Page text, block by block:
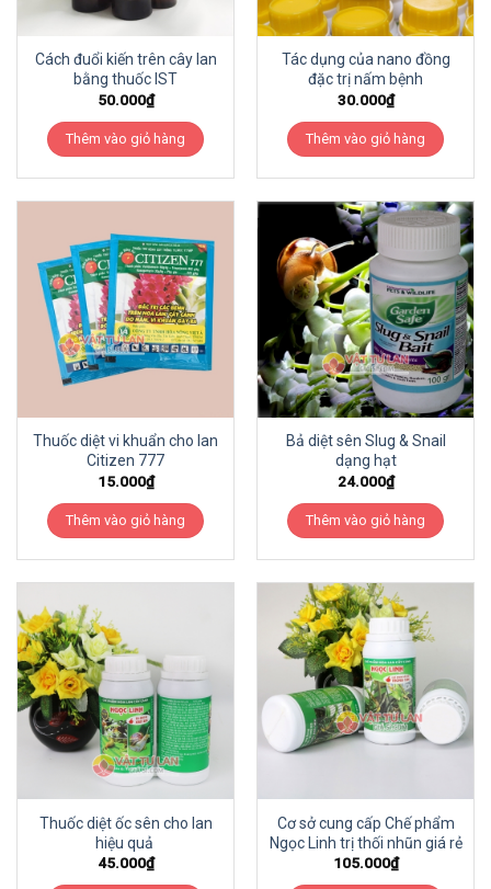
Cách đuổi kiến trên cây lan
bằng thuốc IST
50.000₫
Thêm vào giỏ hàng
Tác dụng của nano đồng
đặc trị nấm bệnh
30.000₫
Thêm vào giỏ hàng
Thuốc diệt vi khuẩn cho lan
Citizen 777
15.000₫
Thêm vào giỏ hàng
Bả diệt sên Slug & Snail
dạng hạt
24.000₫
Thêm vào giỏ hàng
Thuốc diệt ốc sên cho lan
hiệu quả
45.000₫
Cơ sở cung cấp Chế phẩm
Ngọc Linh trị thối nhũn giá rẻ
105.000₫